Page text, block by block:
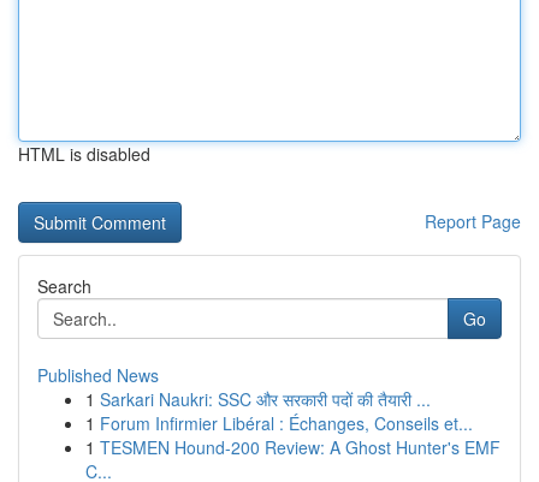
HTML is disabled
Report Page
Search
Go
Published News
1 Sarkari Naukri: SSC और सरकारी पदों की तैयारी ...
1 Forum Infirmier Libéral : Échanges, Conseils et...
1 TESMEN Hound-200 Review: A Ghost Hunter's EMF
C...